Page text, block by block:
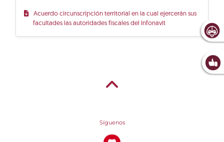
Acuerdo circunscripción territorial en la cual ejercerán sus
facultades las autoridades fiscales del Infonavit
Síguenos